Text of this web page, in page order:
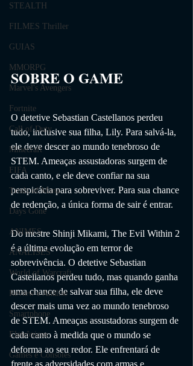
STEALTH
FILMES Thriller
GUIAS
MMORPG
Marvel's Avengers
Fortnite
Call of Duty
Minecraft
FIFA
Trials of Mana
Days Gone
ANIMES
ANÁLISES
World of Warcraft
Review e Análise
Smartphone
Eletrônicos
Games e Consoles
SOBRE O GAME
O detetive Sebastian Castellanos perdeu
tudo, inclusive sua filha, Lily. Para salvá-la,
ele deve descer ao mundo tenebroso de
STEM. Ameaças assustadoras surgem de
cada canto, e ele deve confiar na sua
perspicácia para sobreviver. Para sua chance
de redenção, a única forma de sair é entrar.
Do mestre Shinji Mikami, The Evil Within 2
é a última evolução em terror de
sobrevivência. O detetive Sebastian
Castellanos perdeu tudo, mas quando ganha
uma chance de salvar sua filha, ele deve
descer mais uma vez ao mundo tenebroso
de STEM. Ameaças assustadoras surgem de
cada canto à medida que o mundo se
deforma ao seu redor. Ele enfrentará de
frente as adversidades com armas e